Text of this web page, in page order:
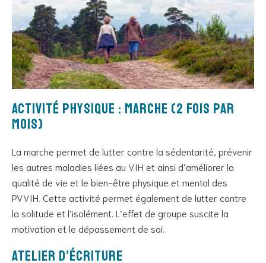
Activité physique : marche (2 fois par
mois)
La marche permet de lutter contre la sédentarité, prévenir
les autres maladies liées au VIH et ainsi d’améliorer la
qualité de vie et le bien-être physique et mental des
PVVIH. Cette activité permet également de lutter contre
la solitude et l’isolément. L’effet de groupe suscite la
motivation et le dépassement de soi.
Atelier d’écriture